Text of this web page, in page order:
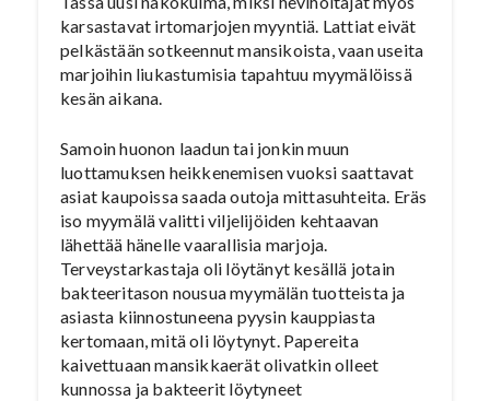
karsastavat irtomarjojen myyntiä. Lattiat eivät
pelkästään sotkeennut mansikoista, vaan useita
marjoihin liukastumisia tapahtuu myymälöissä
kesän aikana.
Samoin huonon laadun tai jonkin muun
luottamuksen heikkenemisen vuoksi saattavat
asiat kaupoissa saada outoja mittasuhteita. Eräs
iso myymälä valitti viljelijöiden kehtaavan
lähettää hänelle vaarallisia marjoja.
Terveystarkastaja oli löytänyt kesällä jotain
bakteeritason nousua myymälän tuotteista ja
asiasta kiinnostuneena pyysin kauppiasta
kertomaan, mitä oli löytynyt. Papereita
kaivettuaan mansikkaerät olivatkin olleet
kunnossa ja bakteerit löytyneet